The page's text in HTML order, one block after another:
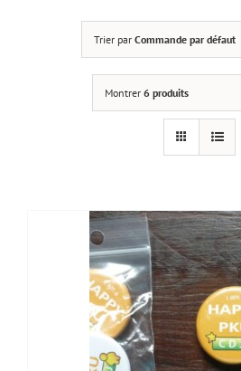
Trier par Commande par défaut
Montrer 6 produits